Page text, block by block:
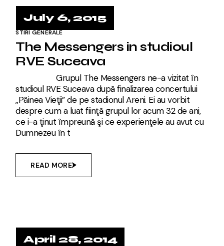
July 6, 2015
STIRI GENERALE
The Messengers in studioul
RVE Suceava
Grupul The Messengers ne-a vizitat în
studioul RVE Suceava după finalizarea concertului
„Pâinea Vieţii” de pe stadionul Areni. Ei au vorbit
despre cum a luat fiinţă grupul lor acum 32 de ani,
ce i-a ţinut împreună şi ce experienţele au avut cu
Dumnezeu în t
READ MORE
April 28, 2014